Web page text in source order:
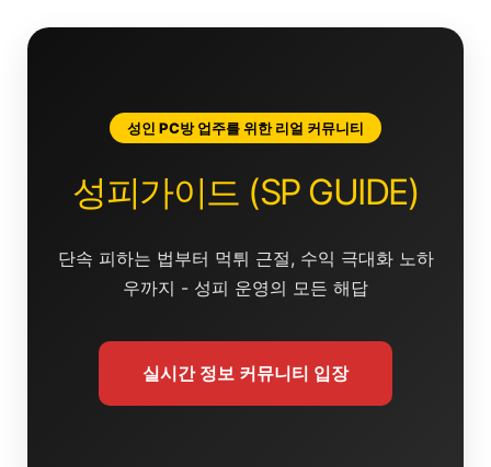
성인 PC방 업주를 위한 리얼 커뮤니티
성피가이드 (SP GUIDE)
단속 피하는 법부터 먹튀 근절, 수익 극대화 노하
우까지 - 성피 운영의 모든 해답
실시간 정보 커뮤니티 입장